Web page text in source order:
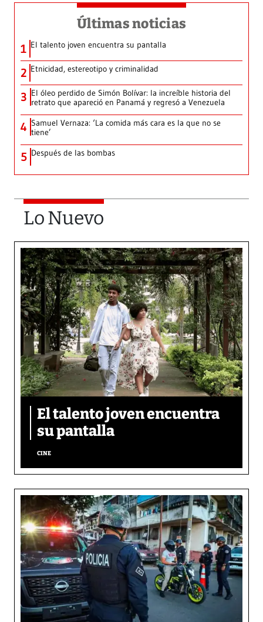
Últimas noticias
1 El talento joven encuentra su pantalla​
2 Etnicidad, estereotipo y criminalidad
3 El óleo perdido de Simón Bolívar: la increíble historia del
retrato que apareció en Panamá y regresó a Venezuela
4 Samuel Vernaza: ‘La comida más cara es la que no se
tiene’
5 Después de las bombas
Lo Nuevo
El talento joven encuentra
su pantalla​
CINE